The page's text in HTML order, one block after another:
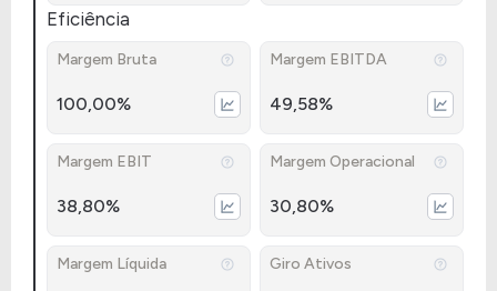
Eficiência
Margem Bruta
100,00%
Margem EBITDA
49,58%
Margem EBIT
38,80%
Margem Operacional
30,80%
Margem Líquida Giro Ativos